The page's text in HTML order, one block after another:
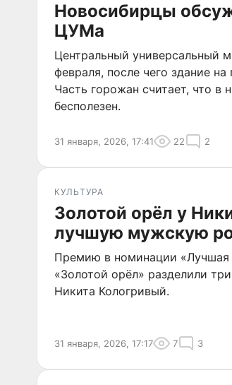
Новосибирцы
ЦУМа
Центральный универсальный
февраля, после чего здание
Часть горожан считает, что в
бесполезен.
31 января, 2026, 17:41 22 2
КУЛЬТУРА
Золотой орёл у
лучшую мужскую
Премию в номинации
«Золотой орёл» разделили
Никита Кологривый.
31 января, 2026, 17:17 7 3